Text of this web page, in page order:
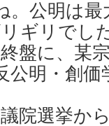
。公明は
ギリでし
盤に、某
公明・創
院選挙か